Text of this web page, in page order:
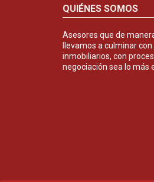
QUIÉNES SOMOS
Asesores que de
llevamos a culminar
inmobiliarios, con
negociación sea lo más